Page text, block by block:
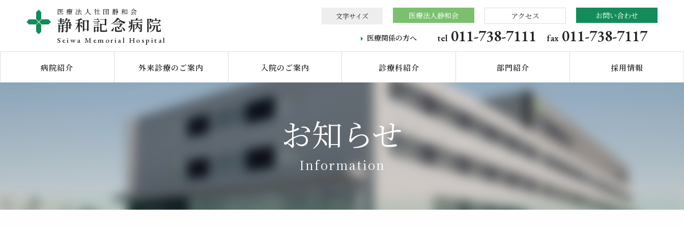
医療法人社団静和会
静和記念病院
Seiwa Memorial Hospital
文字サイズ 医療法人静和会 アクセス お問い合わせ
医療関係の方へ tel 011-738-7111 fax 011-738-7117
病院紹介 外来診療のご案内 入院のご案内 診療科紹介 部門紹介 採用情報
お知らせ
Information